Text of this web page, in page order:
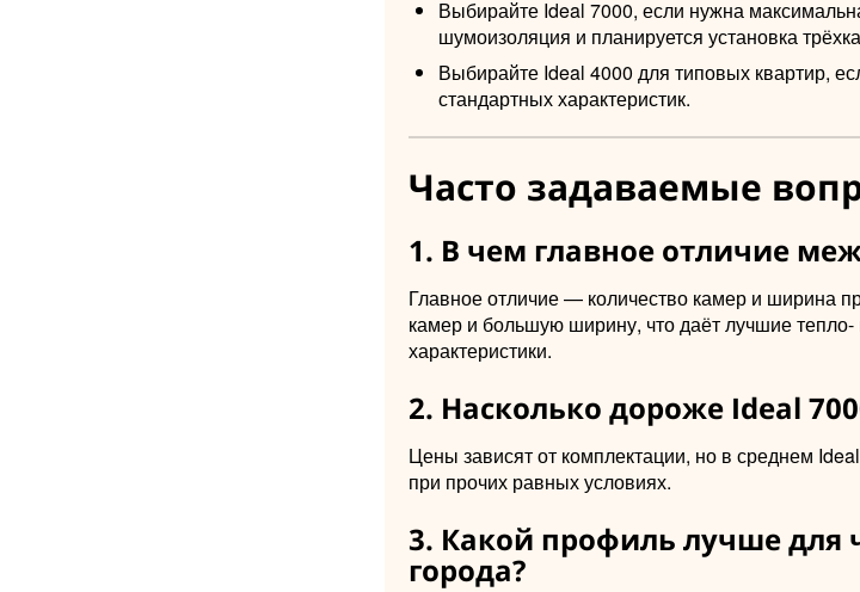
Выбирайте Ideal 7000, если нужна
шумоизоляция и планируется установка
Выбирайте Ideal 4000 для типовых квартир,
стандартных характеристик.
Часто задаваемые
1. В чем главное отличие
Главное отличие — количество камер и ширина
камер и большую ширину, что даёт лучшие
характеристики.
2. Насколько дороже Ideal
Цены зависят от комплектации, но в среднем
при прочих равных условиях.
3. Какой профиль лучше для
города?